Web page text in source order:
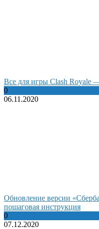
Все для игры Clash Royale
0
06.11.2020
Обновление версии
пошаговая инструкция
0
07.12.2020